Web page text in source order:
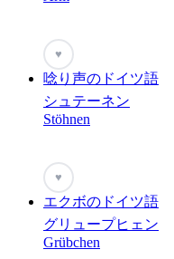
♥
唸り声のドイツ語
シュテーネン
Stöhnen
♥
エクボのドイツ語
グリュープヒェン
Grübchen